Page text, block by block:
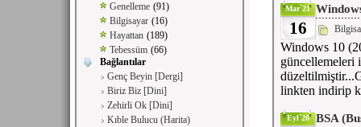
Genelleme (91)
Bilgisayar (16)
Hayattan (189)
Tebessüm (66)
Bağlantılar
Genç Beyin [Dergi]
Biriz Biz [Dini]
Zehirli Ok [Dini]
Kıble Bulucu (Harita)
Mar`21
16
Windows 10
güncellemeleri
linkten indirip
Eyl`20 BSA